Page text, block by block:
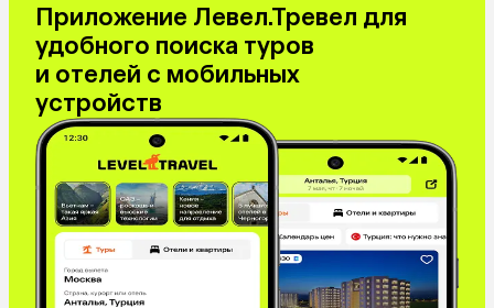
Приложение Левел.Тревел для
удобного поиска туров
и отелей с мобильных
устройств